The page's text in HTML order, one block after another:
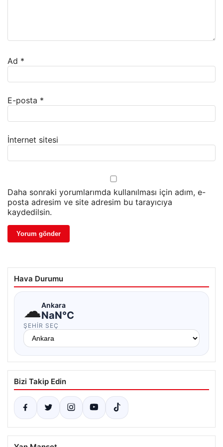
Ad *
E-posta *
İnternet sitesi
Daha sonraki yorumlarımda kullanılması için adım, e-
posta adresim ve site adresim bu tarayıcıya
kaydedilsin.
Hava Durumu
☁Ankara
NaN°C
ŞEHIR SEÇ
Bizi Takip Edin